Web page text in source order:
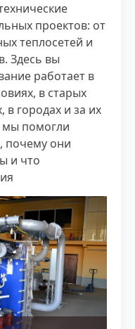
проектов: от
теплосетей и
Здесь вы
работает в
в старых
в городах и за их
мы помогли
почему они
и что